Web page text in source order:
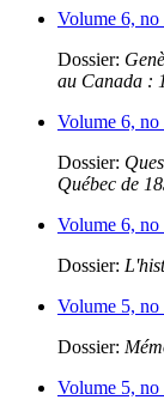
Volume 6,
Dossier:
au Canada :
Volume 6,
Dossier:
Québec de
Volume 6, no
Dossier:
Volume 5, no
Dossier:
Volume 5,